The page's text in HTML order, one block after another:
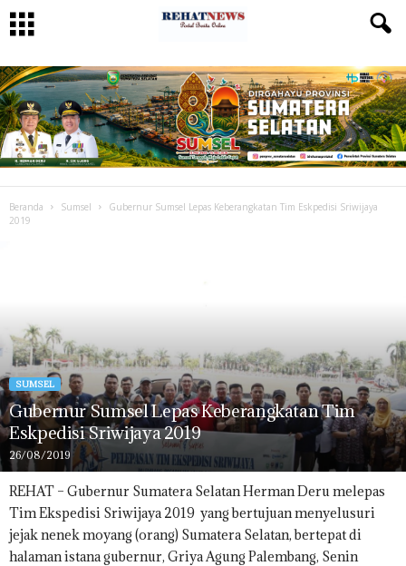
Beranda Sumsel
Gubernur Sumsel Lepas Keberangkatan Tim Eskpedisi Sriwijaya
2019
SUMSEL
Gubernur Sumsel Lepas Keberangkatan Tim
Eskpedisi Sriwijaya 2019
26/08/2019
REHAT – Gubernur Sumatera Selatan Herman Deru melepas
Tim Ekspedisi Sriwijaya 2019 yang bertujuan menyelusuri
jejak nenek moyang (orang) Sumatera Selatan, bertepat di
halaman istana gubernur, Griya Agung Palembang, Senin